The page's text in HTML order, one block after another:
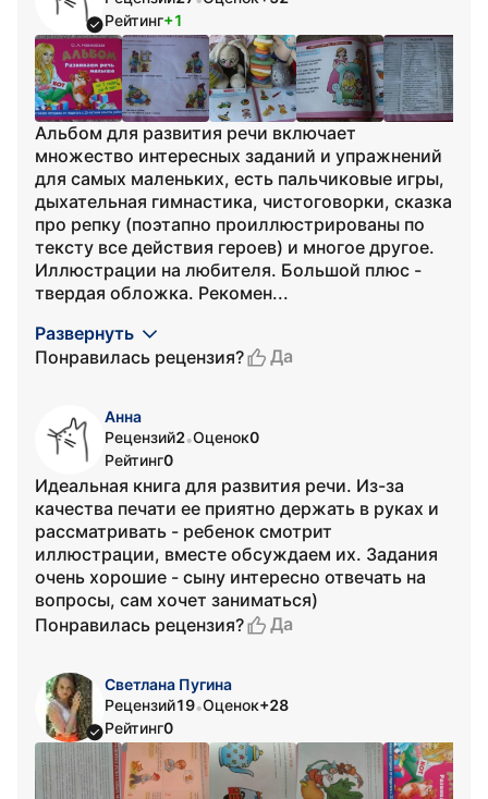
Рейтинг+1
Альбом для развития речи включает
множество интересных заданий и упражнений
для самых маленьких, есть пальчиковые игры,
дыхательная гимнастика, чистоговорки, сказка
про репку (поэтапно проиллюстрированы по
тексту все действия героев) и многое другое.
Иллюстрации на любителя. Большой плюс -
твердая обложка. Рекомен...
Развернуть
Понравилась рецензия?
Да
Анна
Рецензий2•Оценок0
Рейтинг0
Идеальная книга для развития речи. Из-за
качества печати ее приятно держать в руках и
рассматривать - ребенок смотрит
иллюстрации, вместе обсуждаем их. Задания
очень хорошие - сыну интересно отвечать на
вопросы, сам хочет заниматься)
Понравилась рецензия?
Да
Светлана Пугина
Рецензий19•Оценок+28
Рейтинг0